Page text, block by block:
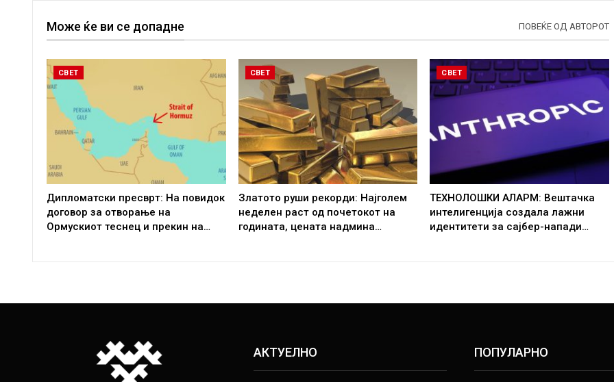
Може ќе ви се допадне ПОВЕЌЕ ОД АВТОРОТ
СВЕТ
Дипломатски пресврт: На повидок
договор за отворање на
Ормускиот теснец и прекин на…
СВЕТ
Златото руши рекорди: Најголем
неделен раст од почетокот на
годината, цената надмина…
СВЕТ
ТЕХНОЛОШКИ АЛАРМ: Вештачка
интелигенција создала лажни
идентитети за сајбер-напади…
АКТУЕЛНО ПОПУЛАРНО